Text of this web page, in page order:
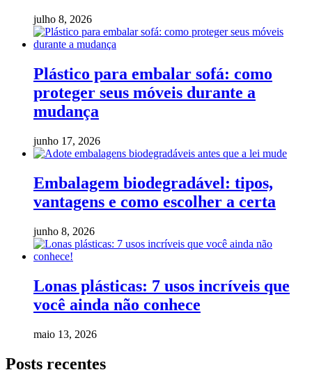
julho 8, 2026
Plástico para embalar sofá: como
proteger seus móveis durante a
mudança
junho 17, 2026
Embalagem biodegradável: tipos,
vantagens e como escolher a certa
junho 8, 2026
Lonas plásticas: 7 usos incríveis que
você ainda não conhece
maio 13, 2026
Posts recentes